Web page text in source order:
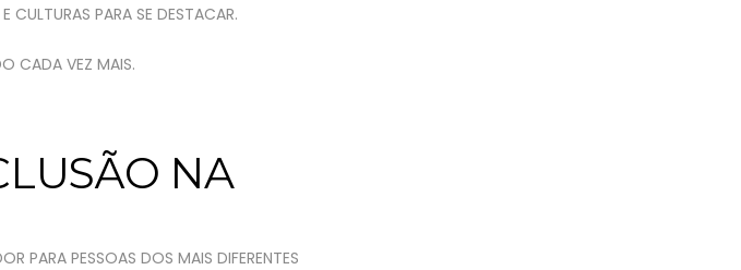
CULTURAS PARA SE DESTACAR.
CADA VEZ MAIS.
NA
PARA PESSOAS DOS MAIS DIFERENTES